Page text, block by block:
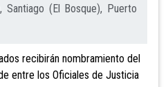
Santiago (El Bosque), Puerto
recibirán nombramiento del
entre los Oficiales de Justicia